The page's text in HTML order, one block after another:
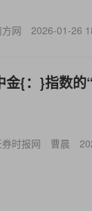
方网 2026-01-26
金{：}指数的
券时报网 曹晨